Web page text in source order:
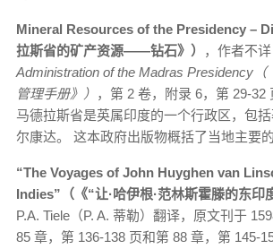
Mineral Resources of the Presidency –
拉斯省的矿产资源——钻石》）
，作者不详
Administration of the Madras Presidency（
管理手册》） ，第 2 卷，附录 6，第 29-32
马德拉斯省是英属印度的一个行政区，包
尔康达。 这本政府出版物概括了当地主要的
“The Voyages of John Huyghen van
Indies”（《“让·哈伊根·范林斯霍滕的东印
P.A. Tiele（P. A. 蒂勒）翻译，原文刊于
85 章，第 136-138 页和第 88 章，第 145-